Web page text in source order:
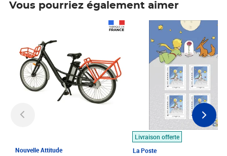
Vous pourriez également aimer
Nouvelle Attitude
Livraison offerte
La Poste
Prix 7,50€